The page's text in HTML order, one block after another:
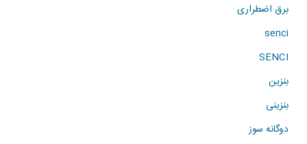
برق اضطراری
senci
SENCI
بنزین
بنزینی
دوگانه سوز